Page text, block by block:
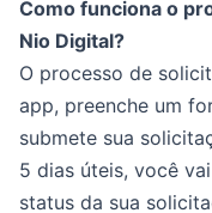
Como funciona o
Nio Digital?
O processo de
app, preenche um
submete sua
5 dias úteis, você
status da sua